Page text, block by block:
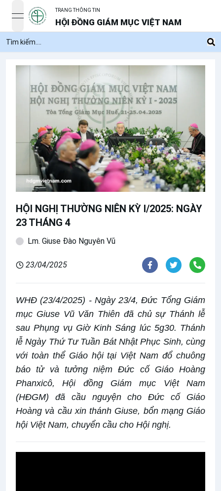
open navigation menu
TRANG THÔNG TIN
HỘI ĐỒNG GIÁM MỤC VIỆT NAM
HỘI NGHỊ THƯỜNG NIÊN KỲ I/2025: NGÀY
23 THÁNG 4
Lm. Giuse Đào Nguyên Vũ
23/04/2025
WHĐ (23/4/2025) - Ngày 23/4, Đức Tổng Giám
mục Giuse Vũ Văn Thiên đã chủ sự Thánh lễ
sau Phụng vụ Giờ Kinh Sáng lúc 5g30. Thánh
lễ Ngày Thứ Tư Tuần Bát Nhật Phục Sinh, cùng
với toàn thể Giáo hội tại Việt Nam đổ chuông
báo tử và tưởng niệm Đức cố Giáo Hoàng
Phanxicô, Hội đồng Giám mục Việt Nam
(HĐGM) đã cầu nguyện cho Đức cố Giáo
Hoàng và cầu xin thánh Giuse, bổn mạng Giáo
hội Việt Nam, chuyển cầu cho Hội nghị.